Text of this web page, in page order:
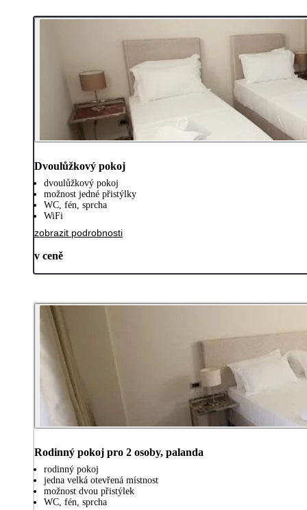
Dvoulůžkový pokoj
dvoulůžkový pokoj
možnost jedné přistýlky
WC, fén, sprcha
WiFi
zobrazit podrobnosti
v ceně
Rodinný pokoj pro 2 osoby, palanda
rodinný pokoj
jedna velká otevřená místnost
možnost dvou přistýlek
WC, fén, sprcha